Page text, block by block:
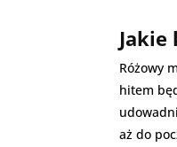
Różowy
hitem
aż do